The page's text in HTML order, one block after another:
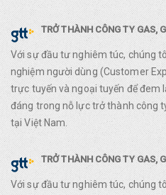
TRỞ THÀNH CÔNG TY GAS,
Với sự đầu tư nghiêm túc, chúng
nghiệm người dùng (Customer
trực tuyến và ngoại tuyến để đem
đáng trong nỗ lực trở thành công
tại Việt Nam.
TRỞ THÀNH CÔNG TY GAS,
Với sự đầu tư nghiêm túc, chúng